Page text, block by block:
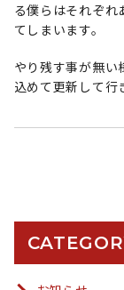
る僕らはそれぞれ
てしまいます。
やり残す事が無い
込めて更新して行